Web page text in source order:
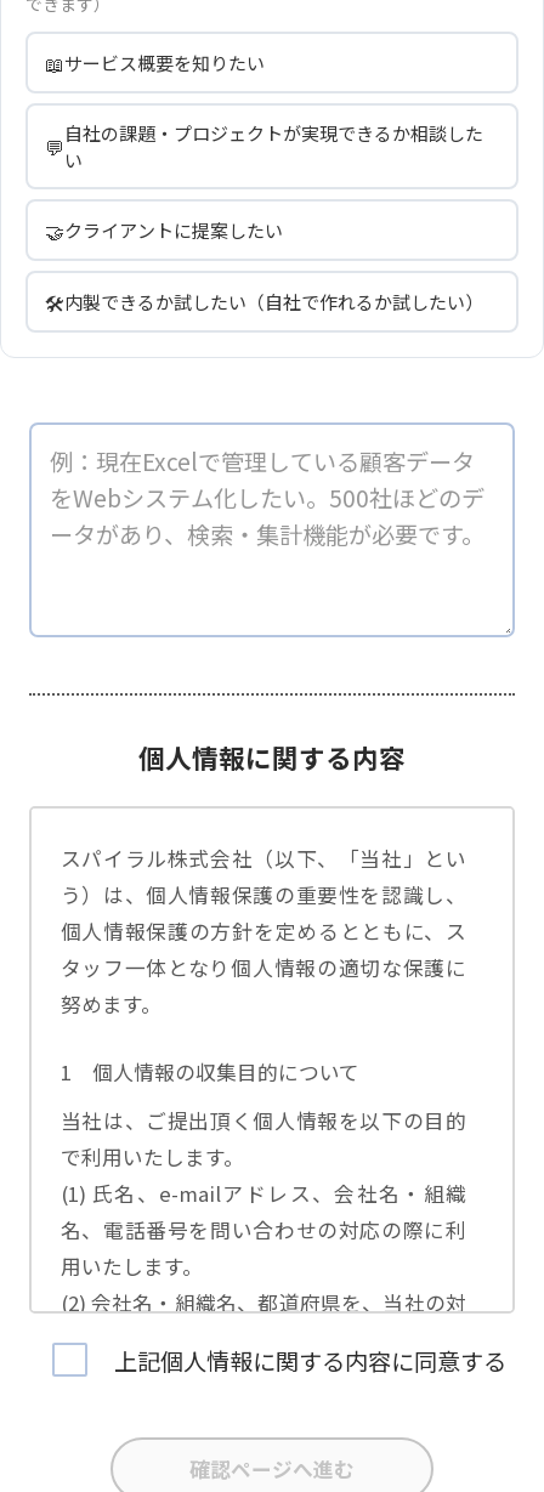
📖サービス概要を知りたい
💬自社の課題・プロジェクトが実現できるか相談した
い
🤝クライアントに提案したい
🛠️内製できるか試したい（自社で作れるか試したい）
個人情報に関する内容
スパイラル株式会社（以下、「当社」とい
う）は、個人情報保護の重要性を認識し、
個人情報保護の方針を定めるとともに、ス
タッフ一体となり個人情報の適切な保護に
努めます。
1 個人情報の収集目的について
当社は、ご提出頂く個人情報を以下の目的
で利用いたします。
(1) 氏名、e-mailアドレス、会社名・組織
名、電話番号を問い合わせの対応の際に利
用いたします。
(2) 会社名・組織名、都道府県を、当社の対
応担当者の振り分けに利用いたします。
(3) お問合せ内容について集計分析を行い、
業活動の参考にいたします。
(4) 氏名、e-mailアドレス、会社名・組織
上記個人情報に関する内容に同意する